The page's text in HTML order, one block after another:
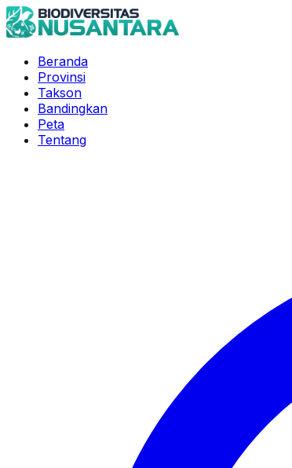
Beranda
Provinsi
Takson
Bandingkan
Peta
Tentang